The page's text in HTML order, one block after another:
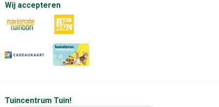
Wij accepteren
Tuincentrum Tuin!